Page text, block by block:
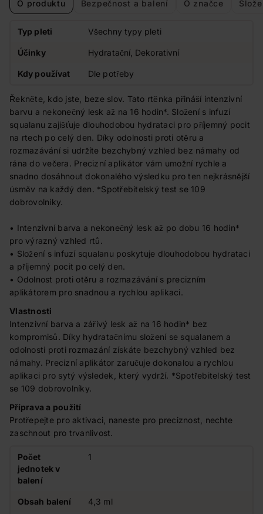
O produktu Bezpečnost a balení O značce
Typ pleti Všechny typy pleti
Účinky Hydratační, Dekorativní
Kdy používat Dle potřeby
Řekněte, kdo jste, beze slov. Tato rtěnka přináší intenzivní
barvu a nekonečný lesk až na 16 hodin*. Složení s infuzí
squalanu zajišťuje dlouhodobou hydrataci pro příjemný pocit
na rtech po celý den. Díky odolnosti proti otěru a
rozmazávání si udržíte bezchybný vzhled bez námahy od
rána do večera. Precizní aplikátor vám umožní rychle a
snadno dosáhnout dokonalého výsledku pro ten nejkrásnější
úsměv na každý den. *Spotřebitelský test se 109
dobrovolníky.
• Intenzivní barva a nekonečný lesk až po dobu 16 hodin*
pro výrazný vzhled rtů.
• Složení s infuzí squalanu poskytuje dlouhodobou hydrataci
a příjemný pocit po celý den.
• Odolnost proti otěru a rozmazávání s precizním
aplikátorem pro snadnou a rychlou aplikaci.
Vlastnosti
Intenzivní barva a zářivý lesk až na 16 hodin* bez
kompromisů. Díky hydratačnímu složení se squalanem a
odolnosti proti rozmazání získáte bezchybný vzhled bez
námahy. Precizní aplikátor zaručuje dokonalou a rychlou
aplikaci pro sytý výsledek, který vydrží. *Spotřebitelský test
se 109 dobrovolníky.
Příprava a použití
Protřepejte pro aktivaci, naneste pro preciznost, nechte
zaschnout pro trvanlivost.
Počet
jednotek v
balení
1
Obsah balení 4,3 ml